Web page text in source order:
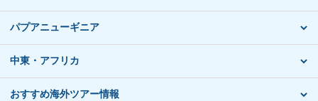
パプアニューギニア
中東・アフリカ
おすすめ海外ツアー情報